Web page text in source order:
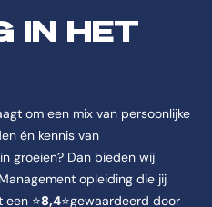
hbo Bedrijfskunde,
aan de CHE |
IN HET
om een mix van persoonlijke
én kennis van
groeien? Dan bieden wij
opleiding die jij
⭐8,4⭐gewaardeerd door